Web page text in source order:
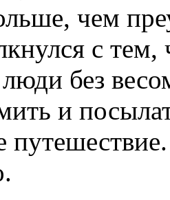
чем
с тем,
люди без
и